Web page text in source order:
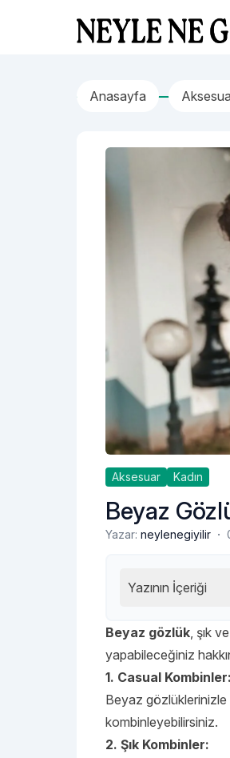
Neyle Ne Giyilir
Anasayfa
Aksesuar Kadın
Beyaz
Yazar: neylenegiyilir ·
Yazının İçeriği
Beyaz gözlük, şık
yapabileceğiniz
1. Casual Kombinler:
Beyaz
kombinleyebilirsiniz.
2. Şık Kombinler: